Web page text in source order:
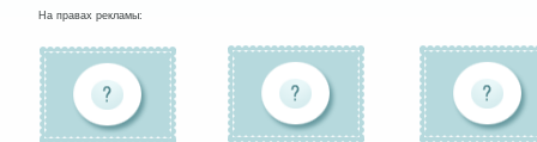
На правах рекламы: